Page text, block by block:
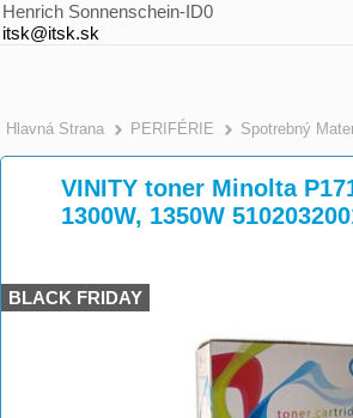
Henrich Sonnenschein-ID0
itsk@itsk.sk
Hlavná Strana >
PERIFÉRIE Spotrebný
VINITY toner Minolta
1300W, 1350W
BLACK FRIDAY